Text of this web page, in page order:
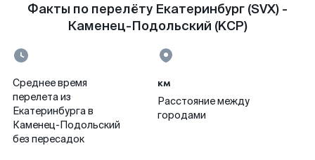
Факты по перелёту Екатеринбург (SVX) -
Каменец-Подольский (KCP)
Среднее время
перелета из
Екатеринбурга в
Каменец-Подольский
без пересадок
км
Расстояние между
городами